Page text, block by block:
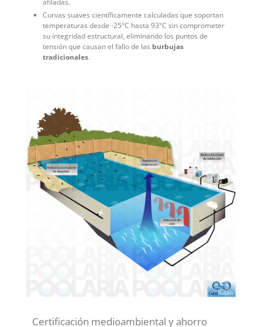
afiladas.
Curvas suaves científicamente calculadas que soportan
temperaturas desde -25°C hasta 93°C sin comprometer
su integridad estructural, eliminando los puntos de
tensión que causan el fallo de las burbujas
tradicionales.
Certificación medioambiental y ahorro